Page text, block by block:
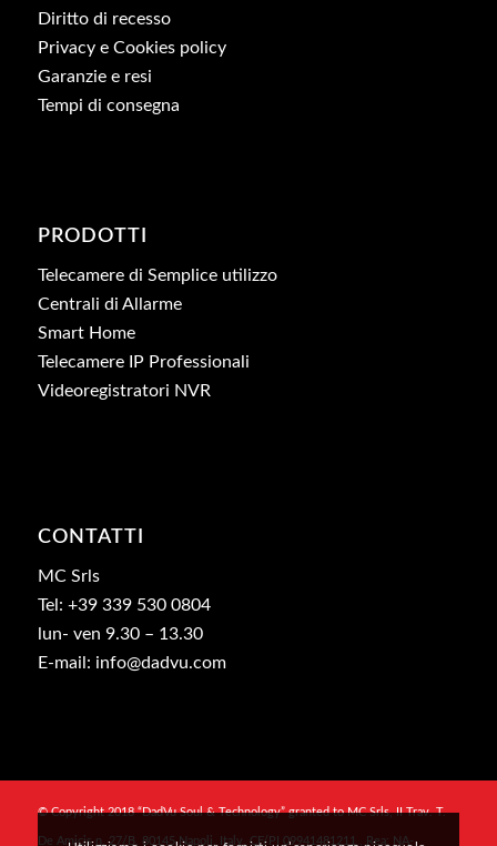
Diritto di recesso
Privacy e Cookies policy
Garanzie e resi
Tempi di consegna
PRODOTTI
Telecamere di Semplice utilizzo
Centrali di Allarme
Smart Home
Telecamere IP Professionali
Videoregistratori NVR
CONTATTI
MC Srls
Tel: +39 339 530 0804
lun- ven 9.30 – 13.30
E-mail: info@dadvu.com
© Copyright 2018 “DadVu Soul & Technology” granted to MC Srls, II Trav. T.
De Amicis n. 27/B, 80145 Napoli, Italy, CF/PI 09941481211 , Rea: NA-